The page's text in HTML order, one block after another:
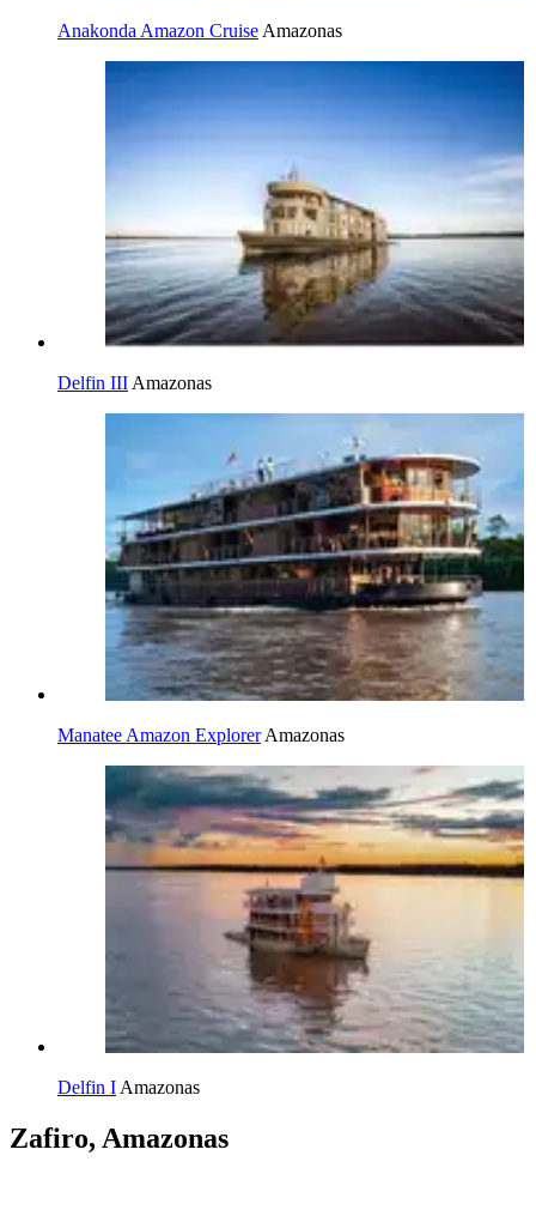
Anakonda Amazon Cruise Amazonas
Delfin III Amazonas
Manatee Amazon Explorer Amazonas
Delfin I Amazonas
Zafiro, Amazonas